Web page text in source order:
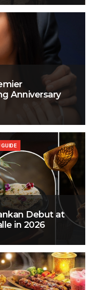
Anniversary
Debut at
in 2026